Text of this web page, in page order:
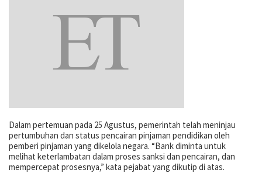
Dalam pertemuan pada 25 Agustus, pemerintah telah meninjau
pertumbuhan dan status pencairan pinjaman pendidikan oleh
pemberi pinjaman yang dikelola negara. “Bank diminta untuk
melihat keterlambatan dalam proses sanksi dan pencairan, dan
mempercepat prosesnya,” kata pejabat yang dikutip di atas.